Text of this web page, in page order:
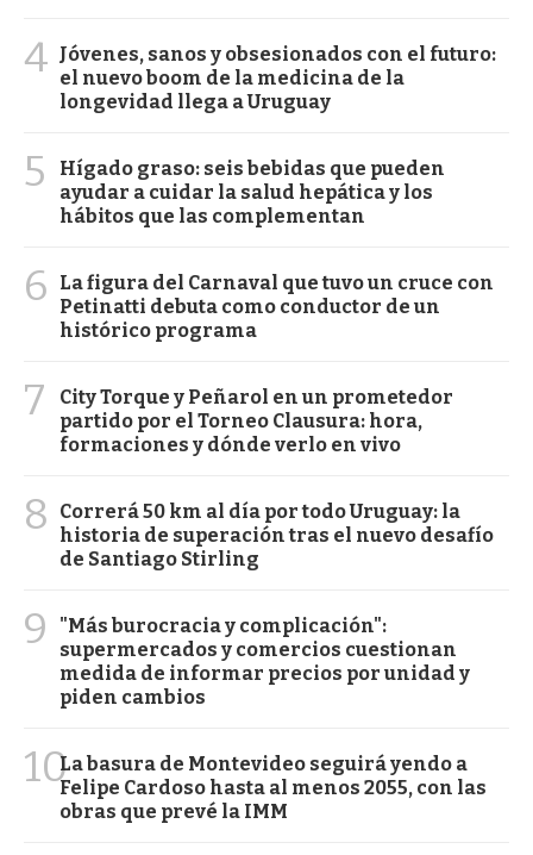
4 Jóvenes, sanos y obsesionados con el futuro:
el nuevo boom de la medicina de la
longevidad llega a Uruguay
5
Hígado graso: seis bebidas que pueden
ayudar a cuidar la salud hepática y los
hábitos que las complementan
6
La figura del Carnaval que tuvo un cruce con
Petinatti debuta como conductor de un
histórico programa
7
City Torque y Peñarol en un prometedor
partido por el Torneo Clausura: hora,
formaciones y dónde verlo en vivo
8
Correrá 50 km al día por todo Uruguay: la
historia de superación tras el nuevo desafío
de Santiago Stirling
9
"Más burocracia y complicación":
supermercados y comercios cuestionan
medida de informar precios por unidad y
piden cambios
10La basura de Montevideo seguirá yendo a
Felipe Cardoso hasta al menos 2055, con las
obras que prevé la IMM